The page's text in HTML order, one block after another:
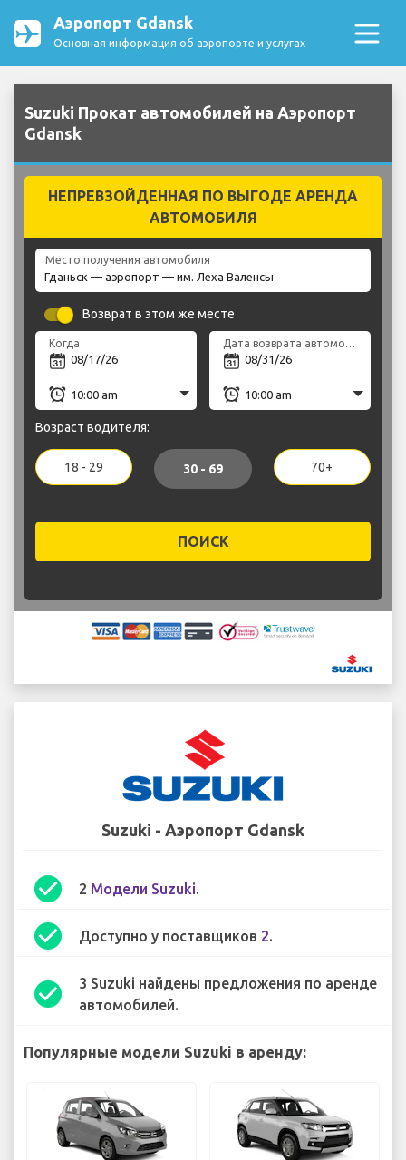
Аэропорт Gdansk
Основная информация об аэропорте и услугах
Suzuki Прокат автомобилей на Аэропорт
Gdansk
НЕПРЕВЗОЙДЕННАЯ ПО ВЫГОДЕ АРЕНДА
АВТОМОБИЛЯ
Место получения автомобиля
Возврат в этом же месте
Когда Дата возврата автомобиля
Возраст водителя:
18 - 29 30 - 69 70+
ПОИСК
Suzuki - Аэропорт Gdansk
check_circle 2 Модели Suzuki.
check_circle Доступно у поставщиков 2.
check_circle
3 Suzuki найдены предложения по аренде
автомобилей.
Популярные модели Suzuki в аренду: